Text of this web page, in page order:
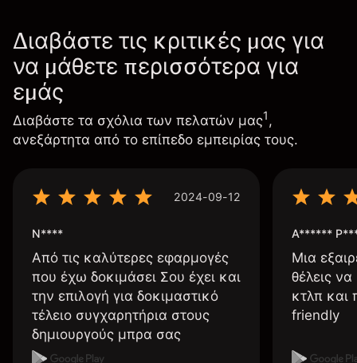
Διαβάστε τις κριτικές μας για
να μάθετε περισσότερα για
εμάς
Διαβάστε τα σχόλια των πελατών μας1,
ανεξάρτητα από το επίπεδο εμπειρίας τους.
2024-09-12
N****
Από τις καλύτερες εφαρμογές
που έχω δοκιμάσει Σου έχει και
την επιλογή για δοκιμαστικό
τέλειο συγχαρητήρια στους
δημιουργούς μπρα σας
A******
Μια
θέλεις
κτλπ και
friendly